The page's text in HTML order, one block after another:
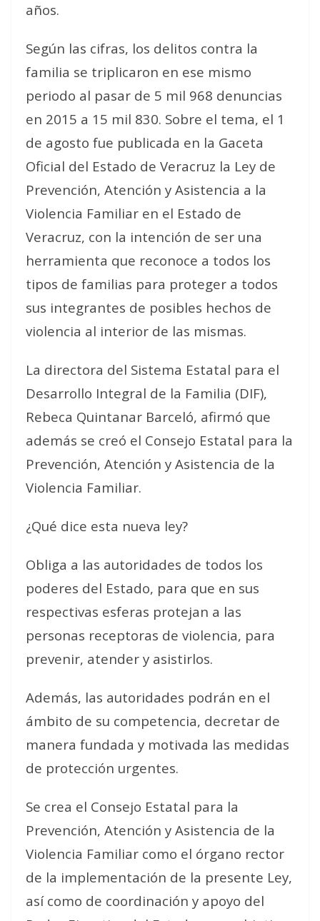
años.
Según las cifras, los delitos contra la
familia se triplicaron en ese mismo
periodo al pasar de 5 mil 968 denuncias
en 2015 a 15 mil 830. Sobre el tema, el 1
de agosto fue publicada en la Gaceta
Oficial del Estado de Veracruz la Ley de
Prevención, Atención y Asistencia a la
Violencia Familiar en el Estado de
Veracruz, con la intención de ser una
herramienta que reconoce a todos los
tipos de familias para proteger a todos
sus integrantes de posibles hechos de
violencia al interior de las mismas.
La directora del Sistema Estatal para el
Desarrollo Integral de la Familia (DIF),
Rebeca Quintanar Barceló, afirmó que
además se creó el Consejo Estatal para la
Prevención, Atención y Asistencia de la
Violencia Familiar.
¿Qué dice esta nueva ley?
Obliga a las autoridades de todos los
poderes del Estado, para que en sus
respectivas esferas protejan a las
personas receptoras de violencia, para
prevenir, atender y asistirlos.
Además, las autoridades podrán en el
ámbito de su competencia, decretar de
manera fundada y motivada las medidas
de protección urgentes.
Se crea el Consejo Estatal para la
Prevención, Atención y Asistencia de la
Violencia Familiar como el órgano rector
de la implementación de la presente Ley,
así como de coordinación y apoyo del